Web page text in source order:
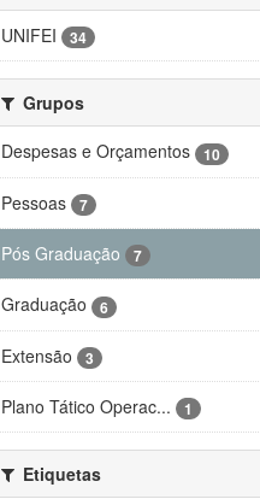
UNIFEI
34
Grupos
Despesas e Orçamentos
10
Pessoas 7
Pós Graduação 7
Graduação 6
Extensão 3
Plano Tático Operac... 1
Etiquetas